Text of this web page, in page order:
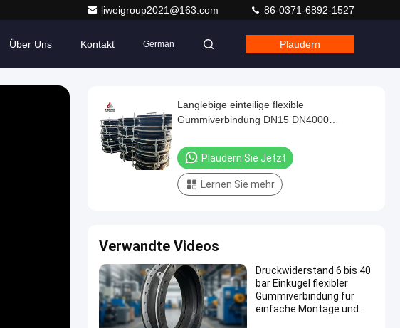
liweigroup2021@163.com 86-0371-6892-1527
Über Uns Kontakt German Plaudern
Langlebige einteilige flexible
Gummiverbindung DN15 DN4000
industrielle Anwendungen
Plaudern Sie Jetzt
Lernen Sie mehr
Verwandte Videos
Druckwiderstand 6 bis 40
bar Einkugel flexibler
Gummiverbindung für
einfache Montage und